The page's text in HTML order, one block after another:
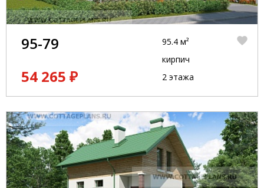
95-79
54 265 ₽
95.4 м²
кирпич
2 этажа